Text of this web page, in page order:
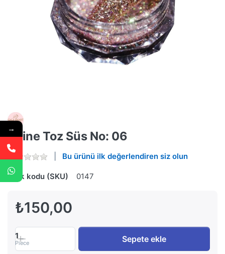
Shine Toz Süs No: 06
Bu ürünü ilk değerlendiren siz olun
Stok kodu (SKU) 0147
₺150,00
1
Piece Sepete ekle
→